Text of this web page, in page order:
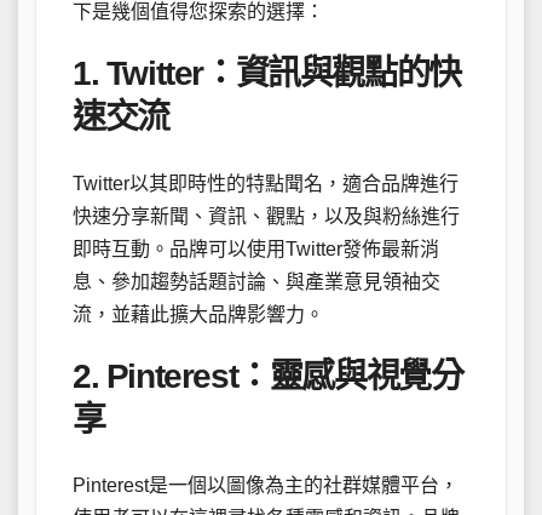
下是幾個值得您探索的選擇：
1. Twitter：資訊與觀點的快
速交流
Twitter以其即時性的特點聞名，適合品牌進行
快速分享新聞、資訊、觀點，以及與粉絲進行
即時互動。品牌可以使用Twitter發佈最新消
息、參加趨勢話題討論、與產業意見領袖交
流，並藉此擴大品牌影響力。
2. Pinterest：靈感與視覺分
享
Pinterest是一個以圖像為主的社群媒體平台，